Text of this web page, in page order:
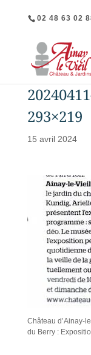
02 48 63 02
293×219
15 avril 2024
Château d’Ainay-
du Berry :